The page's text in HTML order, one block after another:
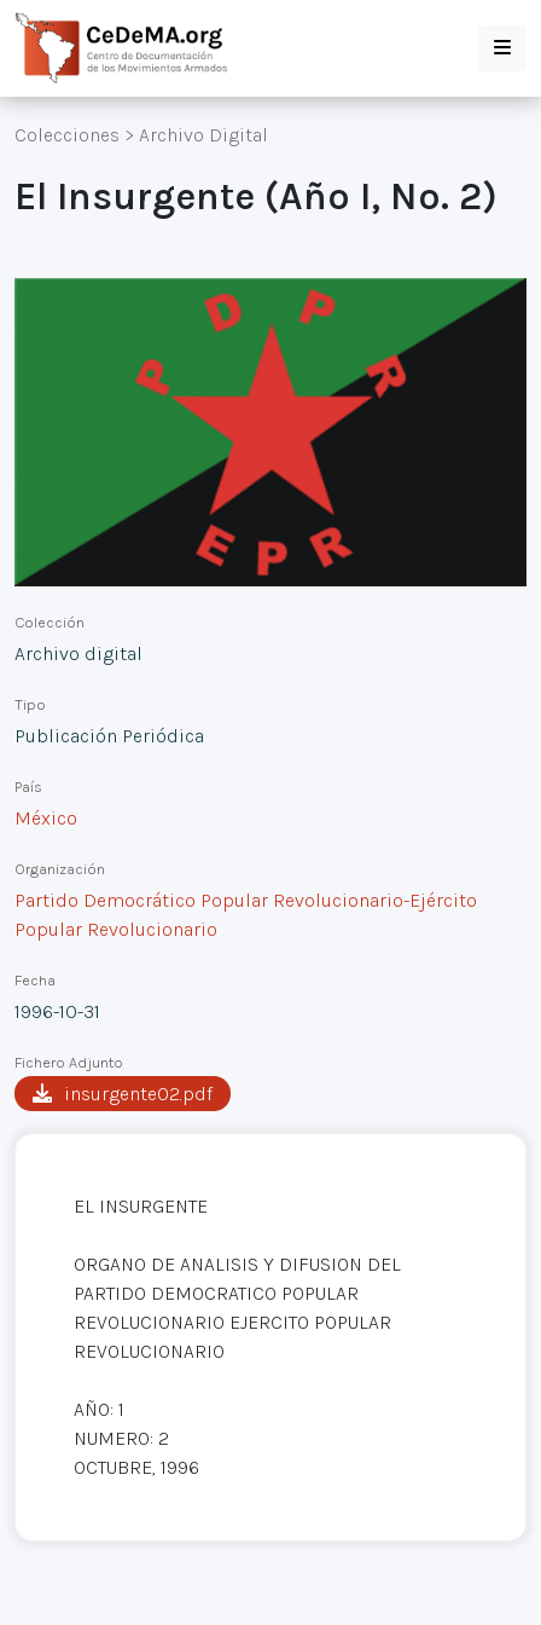
Colecciones > Archivo Digital
El Insurgente (Año I, No. 2)
Colección
Archivo digital
Tipo
Publicación Periódica
País
México
Organización
Partido Democrático Popular Revolucionario-Ejército
Popular Revolucionario
Fecha
1996-10-31
Fichero Adjunto
insurgente02.pdf
EL INSURGENTE
ORGANO DE ANALISIS Y DIFUSION DEL
PARTIDO DEMOCRATICO POPULAR
REVOLUCIONARIO EJERCITO POPULAR
REVOLUCIONARIO
AÑO: 1
NUMERO: 2
OCTUBRE, 1996